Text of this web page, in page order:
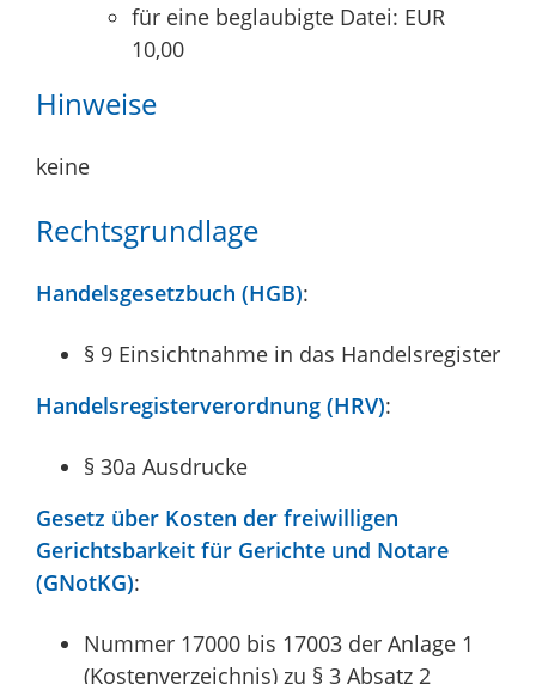
für eine beglaubigte Datei: EUR
10,00
Hinweise
keine
Rechtsgrundlage
Handelsgesetzbuch (HGB):
§ 9 Einsichtnahme in das Handelsregister
Handelsregisterverordnung (HRV):
§ 30a Ausdrucke
Gesetz über Kosten der freiwilligen
Gerichtsbarkeit für Gerichte und Notare
(GNotKG):
Nummer 17000 bis 17003 der Anlage 1
(Kostenverzeichnis) zu § 3 Absatz 2